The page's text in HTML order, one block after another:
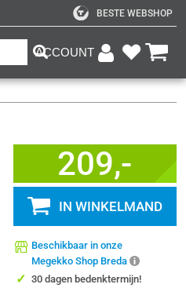
BESTE WEBSHOP
ACCOUNT
209,-
IN WINKELMAND
Beschikbaar in onze
Megekko Shop Breda
✓ 30 dagen bedenktermijn!